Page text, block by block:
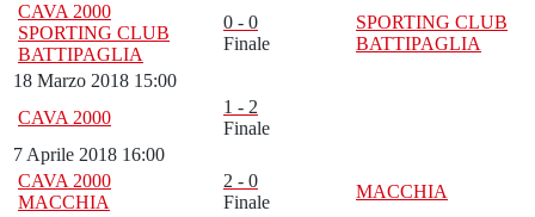
CAVA 2000
SPORTING CLUB
BATTIPAGLIA
0 - 0
Finale
SPORTING CLUB
BATTIPAGLIA
18 Marzo 2018 15:00
CAVA 2000
1 - 2
Finale
7 Aprile 2018 16:00
CAVA 2000
MACCHIA
2 - 0
Finale
MACCHIA